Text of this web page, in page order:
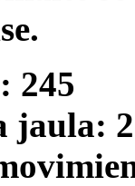
245
jaula: